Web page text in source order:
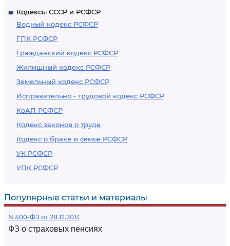
Кодексы СССР и РСФСР
Водный кодекс РСФСР
ГПК РСФСР
Гражданский кодекс РСФСР
Жилищный кодекс РСФСР
Земельный кодекс РСФСР
Исправительно - трудовой кодекс РСФСР
КоАП РСФСР
Кодекс законов о труде
Кодекс о браке и семье РСФСР
УК РСФСР
УПК РСФСР
Популярные статьи и материалы
N 400-ФЗ от 28.12.2013
ФЗ о страховых пенсиях